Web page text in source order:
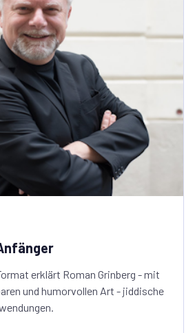
erklärt Roman Grinberg - mit
und humorvollen Art - jiddische